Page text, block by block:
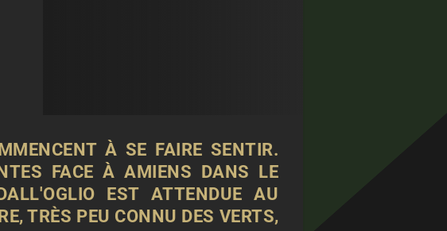
À SE FAIRE SENTIR.
FACE À AMIENS DANS LE
EST ATTENDUE AU
TRÈS PEU CONNU DES VERTS,